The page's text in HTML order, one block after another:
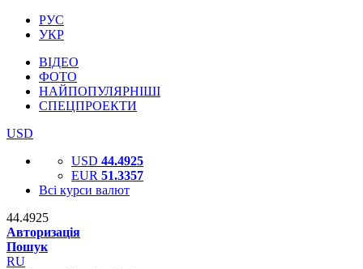
РУС
УКР
ВІДЕО
ФОТО
НАЙПОПУЛЯРНІШІ
СПЕЦПРОЕКТИ
USD
USD 44.4925
EUR 51.3357
Всі курси валют
44.4925
Авторизація
Пошук
RU